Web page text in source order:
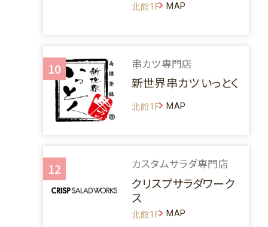
北館1F MAP
10 串カツ専門店
新世界串カツ いっとく
北館1F MAP
12 カスタムサラダ専門店
クリスプサラダワーク
ス
北館1F MAP